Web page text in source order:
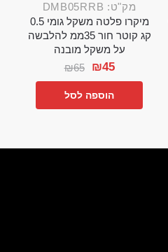
מק"ט: DMB05RRB
מיקרו פלטה משקל גומי 0.5
קג קוטר חור 35ממ להלבשה
על משקל מובנה
₪65 ₪45
הוספה לסל